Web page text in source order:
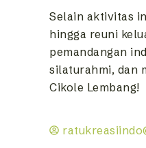
Selain aktivitas
hingga reuni
pemandangan
silaturahmi, dan
Cikole Lembang!